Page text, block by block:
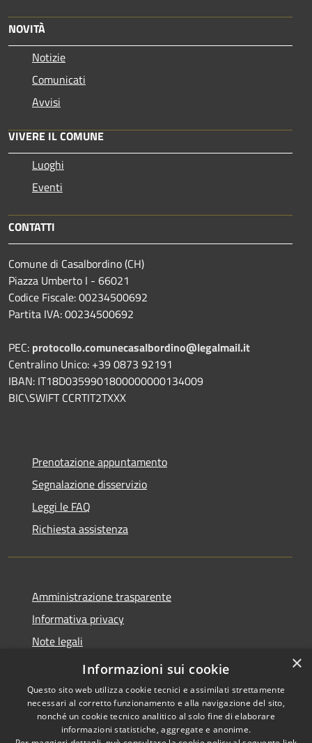
NOVITÀ
Notizie
Comunicati
Avvisi
VIVERE IL COMUNE
Luoghi
Eventi
CONTATTI
Comune di Casalbordino (CH)
Piazza Umberto I - 66021
Codice Fiscale: 00234500692
Partita IVA: 00234500692
PEC: protocollo.comunecasalbordino@legalmail.it
Centralino Unico: +39 0873 92191
IBAN: IT18D0359901800000000134009
BIC\SWIFT CCRTIT2TXXX
Prenotazione appuntamento
Segnalazione disservizio
Leggi le FAQ
Richiesta assistenza
Amministrazione trasparente
Informativa privacy
Note legali
Dichiarazione di accessibilità
Copyright © 2026 • Comune di
×
Informazioni sui cookie
Questo sito web utilizza cookie tecnici e assimilati strettamente
necessari al corretto funzionamento e alla navigazione del sito,
nonché un cookie tecnico analitico al solo fine di elaborare
informazioni statistiche, aggregate e anonime.